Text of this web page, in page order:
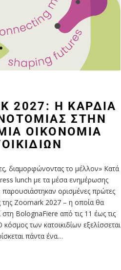
2027: Η ΚΑΡΔΙΆ
ΣΤΗΝ
ΟΙΚΟΝΟΜΊΑ
διαμορφώνοντας το μέλλον» Κατά
lunch με τα μέσα ενημέρωσης
ορισμένες πρώτες
της Zoomark 2027 – η οποία θα
BolognaFiere από τις 11 έως τις
των κατοικιδίων εξελίσσεται
πάντα ένα…